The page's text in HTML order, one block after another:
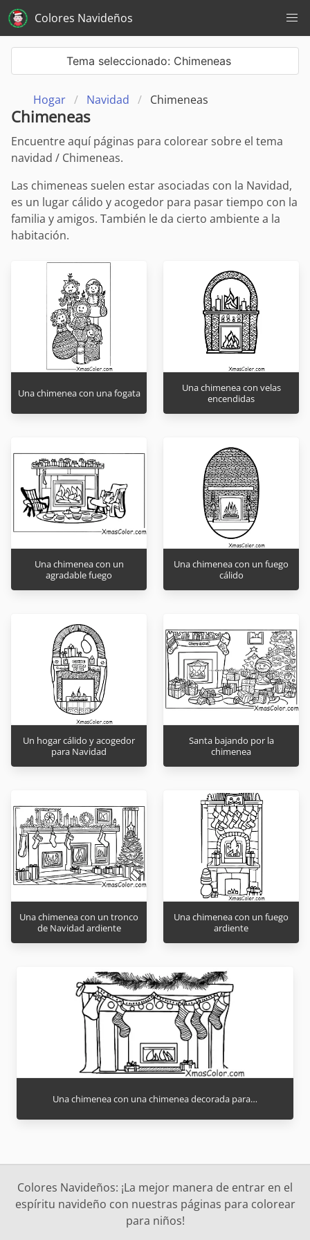
Colores Navideños
Hogar Navidad Chimeneas
Tema seleccionado: Chimeneas
Chimeneas
Encuentre aquí páginas para colorear sobre el tema
navidad / Chimeneas.
Las chimeneas suelen estar asociadas con la Navidad,
es un lugar cálido y acogedor para pasar tiempo con la
familia y amigos. También le da cierto ambiente a la
habitación.
Una chimenea con una fogata
Una chimenea con velas
encendidas
Una chimenea con un
agradable fuego
Una chimenea con un fuego
cálido
Un hogar cálido y acogedor
para Navidad
Santa bajando por la
chimenea
Una chimenea con un tronco
de Navidad ardiente
Una chimenea con un fuego
ardiente
Una chimenea con una chimenea decorada para…
Colores Navideños: ¡La mejor manera de entrar en el
espíritu navideño con nuestras páginas para colorear
para niños!